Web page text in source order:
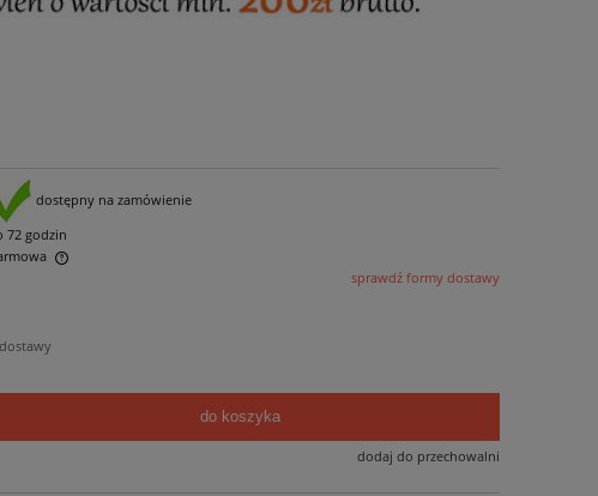
dostępny na zamówienie
72 godzin
sprawdź formy dostawy
do koszyka
dodaj do przechowalni